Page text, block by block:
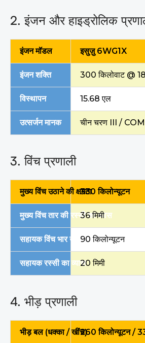
2. इंजन और हाइड्रोलिक
इंजन मॉडल इसुज़ु 6WG1X
इंजन शक्ति 300 किलोवाट @
विस्थापन 15.68 एल
उत्सर्जन मानक चीन चरण III /
3. विंच प्रणाली
मुख्य विंच उठाने की क्षमता330 किलोन्यूटन
मुख्य विंच तार की रस्सी का व्यास
36 मिमी
सहायक विंच भार उठाने की क्षमता
90 किलोन्यूटन
सहायक रस्सी का व्यास20 मिमी
4. भीड़ प्रणाली
भीड़ बल (धक्का / खींच)260 किलोन्यूटन /